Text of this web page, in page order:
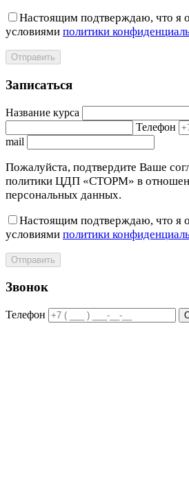
Настоящим подтверждаю, что я
условиями политики
Отправить
Записаться
Название курса
Телефон
mail
Пожалуйста, подтвердите Ваше
политики ЦДП «СТОРМ» в
персональных данных.
Настоящим подтверждаю, что я
условиями политики
Отправить
Звонок
Телефон